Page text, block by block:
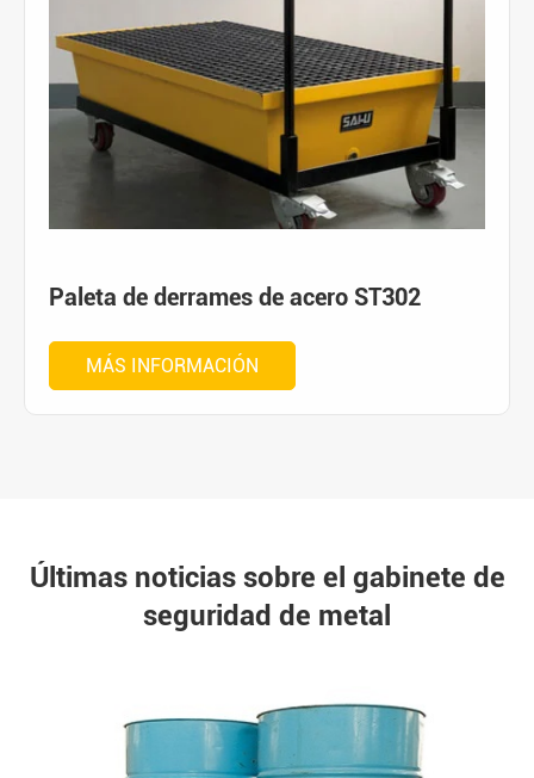
Paleta de derrames de acero ST302
MÁS INFORMACIÓN
Últimas noticias sobre el gabinete de
seguridad de metal